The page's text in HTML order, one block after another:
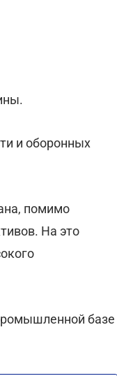
и оборонных
помимо
На это
базе